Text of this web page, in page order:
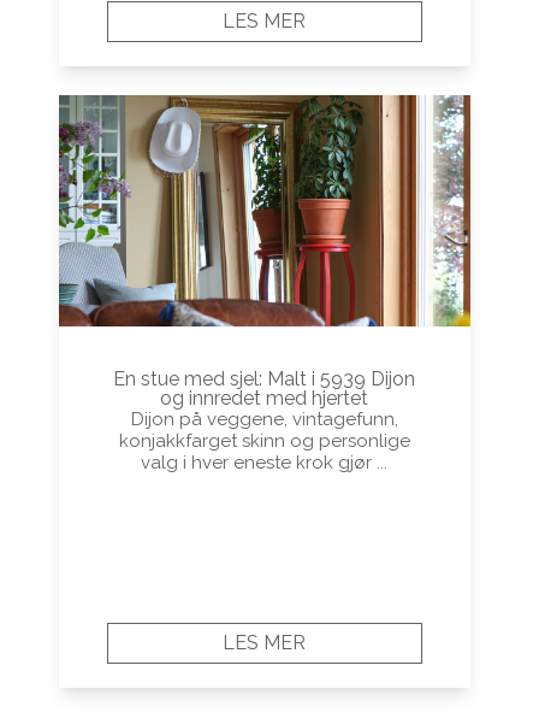
LES MER
En stue med sjel: Malt i 5939 Dijon
og innredet med hjertet
Dijon på veggene, vintagefunn,
konjakkfarget skinn og personlige
valg i hver eneste krok gjør ...
LES MER